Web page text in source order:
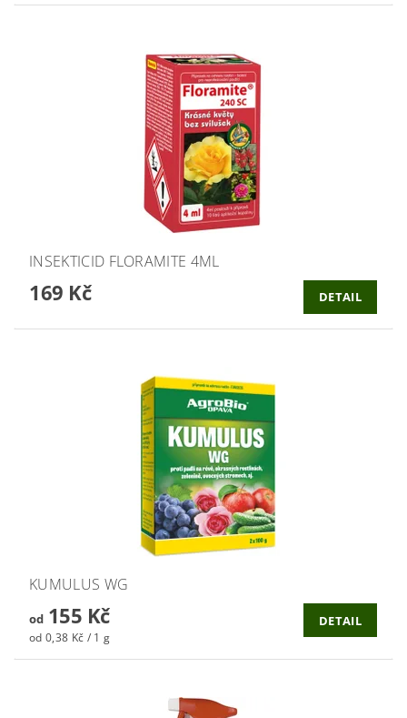
INSEKTICID FLORAMITE 4ML
169 Kč DETAIL
KUMULUS WG
od155 Kč
od 0,38 Kč / 1 g
DETAIL